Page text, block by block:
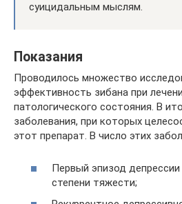
суицидальным мыслям.
Показания
Проводилось множество
эффективность зибана при
патологического состояния. В
заболевания, при которых
этот препарат. В число этих
Первый эпизод депрессии
степени тяжести;